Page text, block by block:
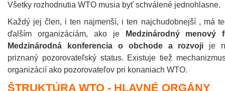
Všetky rozhodnutia WTO musia byť schválené jednohlasne.
Každý jej člen, i ten najmenší, i ten najchudobnejší , má
ďalším organizáciám, ako je
Medzinárodný menový
Medzinárodná konferencia o obchode a rozvoji je
priznaný pozorovateľský status. Existuje tiež
organizácií ako pozorovateľov pri konaniach WTO.
ŠTRUKTÚRA WTO - HLAVNÉ ORGÁNY